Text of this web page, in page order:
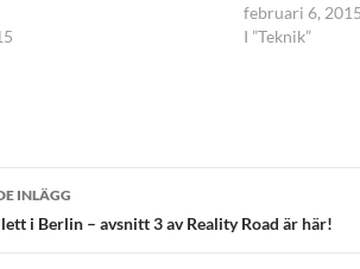
februari 6, 2015
I ”Teknik”
INLÄGG
i Berlin – avsnitt 3 av Reality Road är här!